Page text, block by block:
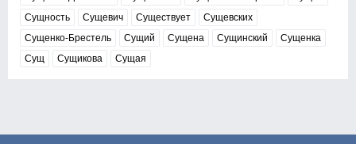
Сущность
Сущевич Существует
Сущевских
Сущенко-Брестель
Сущий Сущена Сущинский
Сущенка
Сущ
Сущикова Сущая